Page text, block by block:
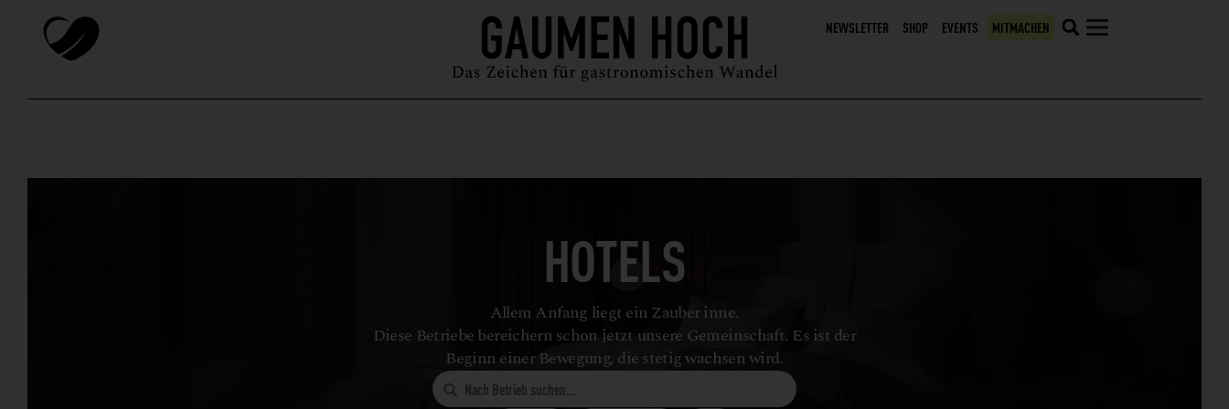
NEWSLETTER SHOP EVENTS MITMACHEN
MAGAZIN GUIDE PODCAST ÜBER UNS SYMPOSIUM
HOTELS
Allem Anfang liegt ein Zauber inne.
Diese Betriebe bereichern schon jetzt unsere Gemeinschaft. Es ist der
Beginn einer Bewegung, die stetig wachsen wird.
